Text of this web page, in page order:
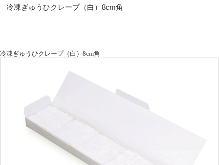
冷凍ぎゅうひクレープ（白）8cm角
冷凍ぎゅうひクレープ（白）8cm角